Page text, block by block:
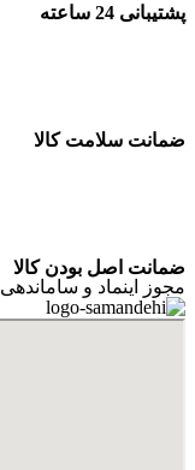
پشتیبانی 24 ساعته
ضمانت سلامت کالا
ضمانت اصل بودن کالا
مجوز اینماد و ساماندهی